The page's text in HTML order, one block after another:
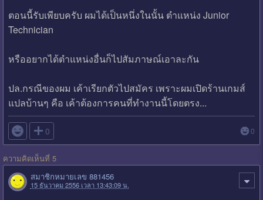
ตอนนี้รับเพียบครับ ผมได้เป็นหนึ่งในนั้น ตำแหน่ง Junior
Technician
หรืออยากได้ตำแหน่งอื่นก็ไปสัมภาษณ์เอาละกัน
ปล.กรณีของผม เค้าเรียกตัวไปสมัคร เพราะผมเปิดร้านเกมส์
แปลบ้านๆ คือ เค้าต้องการคนที่ทำงานนี้โดยตรง...
 0 0
ความคิดเห็นที่ 5
สมาชิกหมายเลข 881456
15 ธันวาคม 2556 เวลา 13:43:09 น.